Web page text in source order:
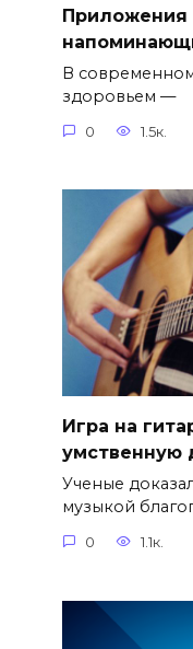
Приложения
В современном
здоровьем —
0 1.5к.
Игра на
умственную
Ученые
музыкой
0 1.1к.